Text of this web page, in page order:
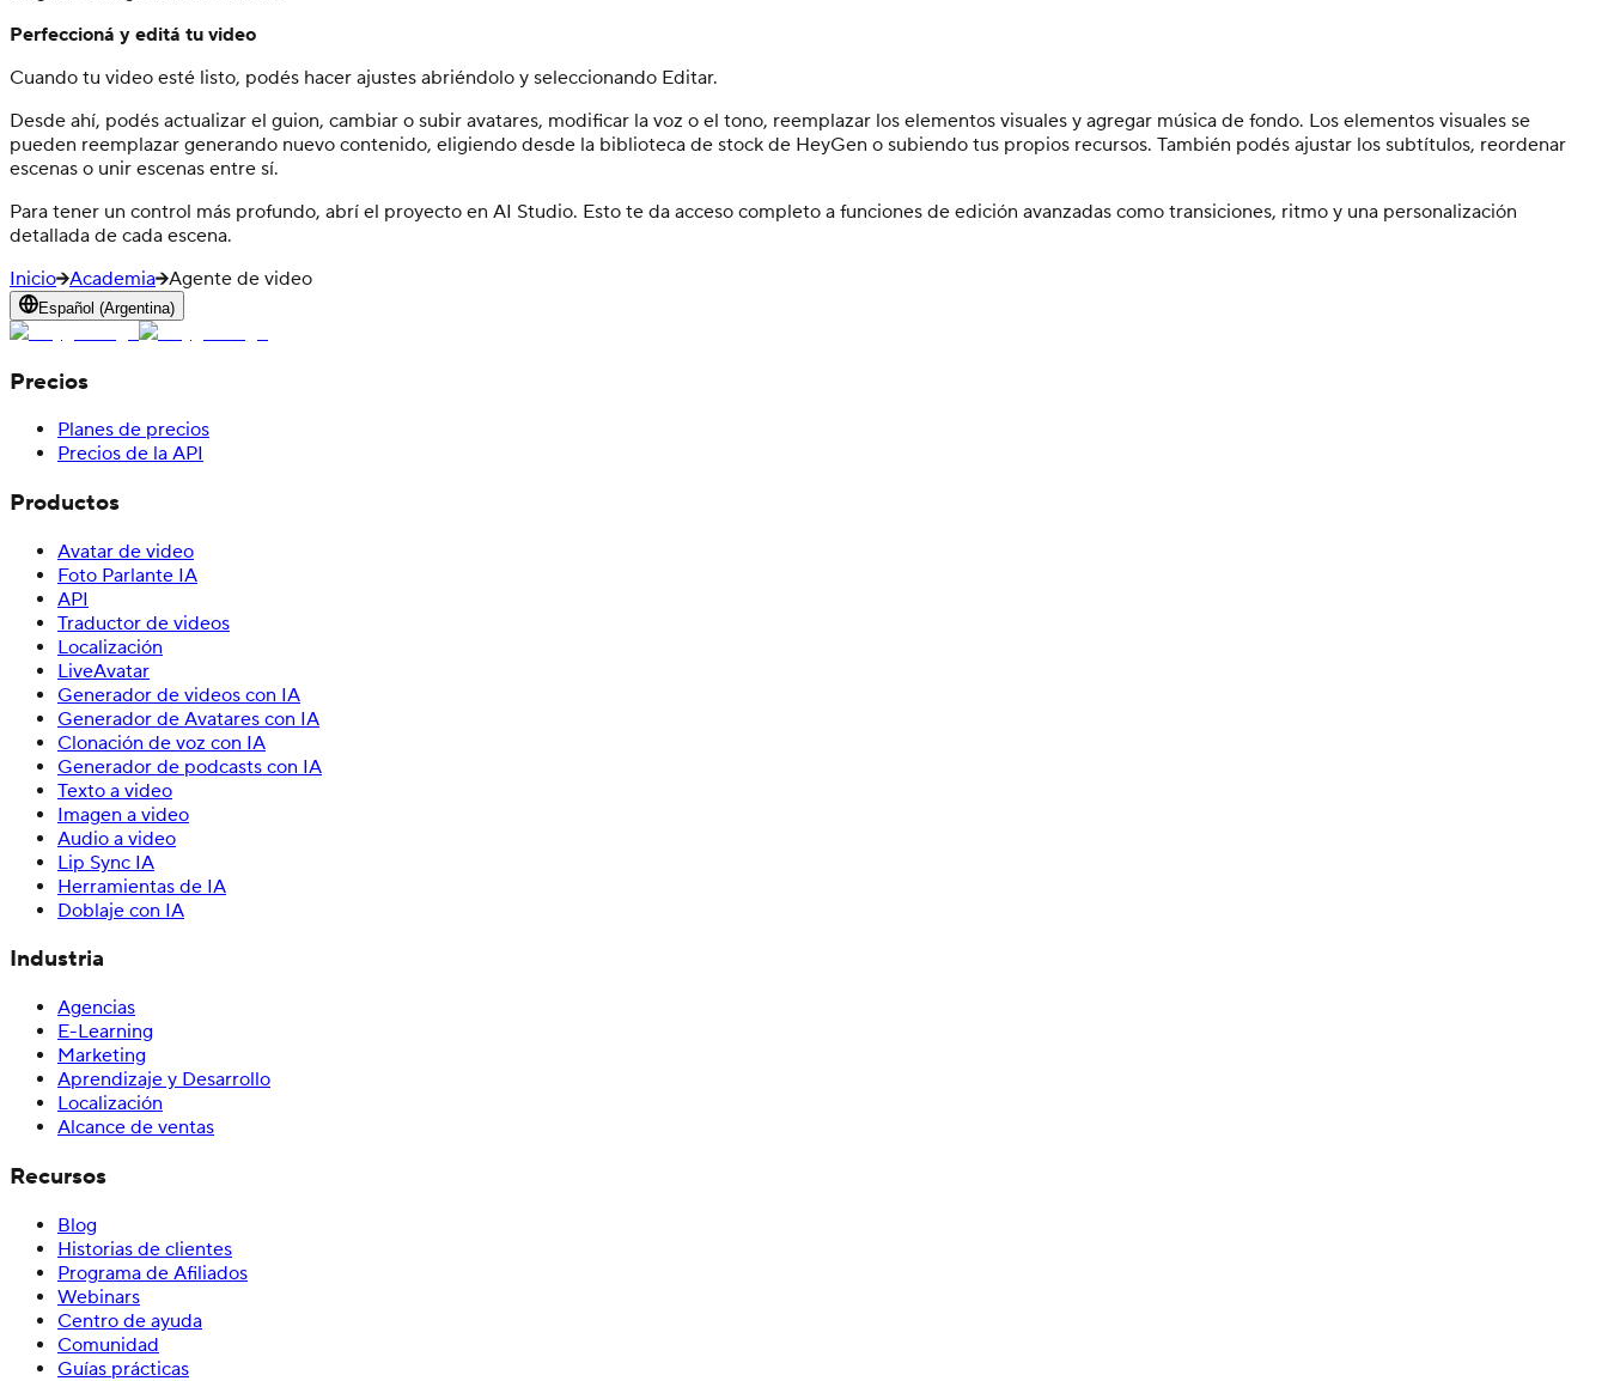
Perfeccioná y editá tu video
Cuando tu video esté listo, podés hacer ajustes abriéndolo y seleccionando Editar.
Desde ahí, podés actualizar el guion, cambiar o subir avatares, modificar la voz o el tono, reemplazar los elementos visuales y agregar música de fondo. Los elementos visuales se
pueden reemplazar generando nuevo contenido, eligiendo desde la biblioteca de stock de HeyGen o subiendo tus propios recursos. También podés ajustar los subtítulos, reordenar
escenas o unir escenas entre sí.
Para tener un control más profundo, abrí el proyecto en AI Studio. Esto te da acceso completo a funciones de edición avanzadas como transiciones, ritmo y una personalización
detallada de cada escena.
Inicio Academia Agente de video
Español (Argentina)
Precios
Planes de precios
Precios de la API
Productos
Avatar de video
Foto Parlante IA
API
Traductor de videos
Localización
LiveAvatar
Generador de videos con IA
Generador de Avatares con IA
Clonación de voz con IA
Generador de podcasts con IA
Texto a video
Imagen a video
Audio a video
Lip Sync IA
Herramientas de IA
Doblaje con IA
Industria
Agencias
E-Learning
Marketing
Aprendizaje y Desarrollo
Localización
Alcance de ventas
Recursos
Blog
Historias de clientes
Programa de Afiliados
Webinars
Centro de ayuda
Comunidad
Guías prácticas